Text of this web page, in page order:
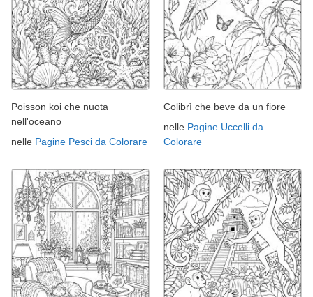
Poisson koi che nuota
nell'oceano
nelle Pagine Pesci da Colorare
Colibrì che beve da un fiore
nelle Pagine Uccelli da
Colorare